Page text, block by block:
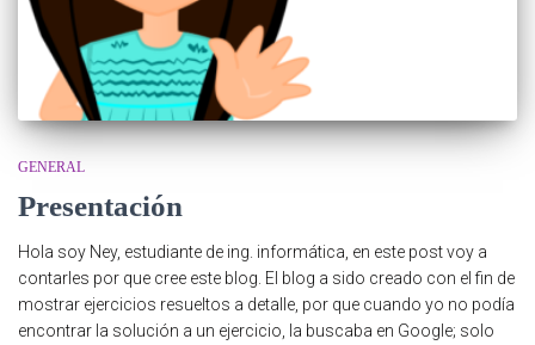
GENERAL
Presentación
Hola soy Ney, estudiante de ing. informática, en este post voy a
contarles por que cree este blog. El blog a sido creado con el fin de
mostrar ejercicios resueltos a detalle, por que cuando yo no podía
encontrar la solución a un ejercicio, la buscaba en Google; solo